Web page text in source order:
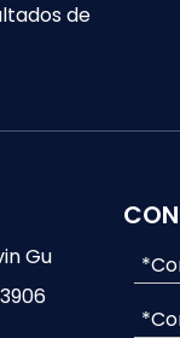
de
Gu